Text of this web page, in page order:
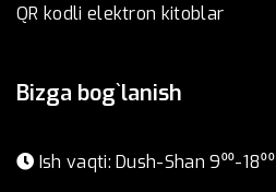
QR kodli elektron kitoblar
Bizga bog`lanish
Ish vaqti: Dush-Shan 9⁰⁰-18⁰⁰